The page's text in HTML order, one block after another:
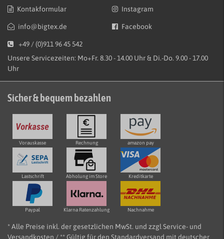
Kontakformular
info@bigtex.de
Instagram
Facebook
+49 / (0)911 96 45 542
Unsere Servicezeiten: Mo+Fr. 8.30 - 14.00 Uhr & Di.-Do. 9.00 - 17.00
Uhr
Sicher & bequem bezahlen
Vorauskasse Rechnung amazon pay
Lastschrift Abholung im Store Kreditkarte
Paypal Klarna Ratenzahlung Nachnahme
* Alle Preise inkl. der gesetzlichen MwSt. und zzgl Service- und
Versandkosten / ** Gültig für den Standardversand mit deutscher